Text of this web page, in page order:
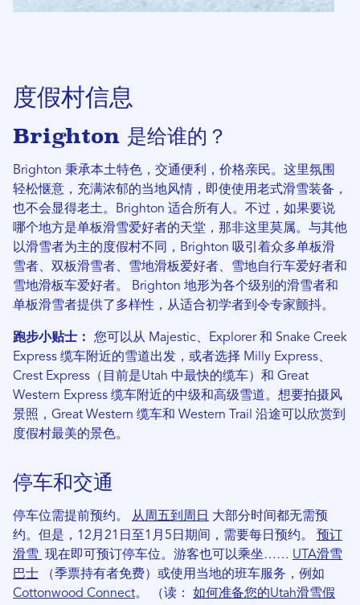
度假村信息
Brighton 是给谁的？
Brighton 秉承本土特色，交通便利，价格亲民。这里氛围
轻松惬意，充满浓郁的当地风情，即使使用老式滑雪装备，
也不会显得老土。Brighton 适合所有人。不过，如果要说
哪个地方是单板滑雪爱好者的天堂，那非这里莫属。与其他
以滑雪者为主的度假村不同，Brighton 吸引着众多单板滑
雪者、双板滑雪者、雪地滑板爱好者、雪地自行车爱好者和
雪地滑板车爱好者。 Brighton 地形为各个级别的滑雪者和
单板滑雪者提供了多样性，从适合初学者到令专家颤抖。
跑步小贴士： 您可以从 Majestic、Explorer 和 Snake Creek
Express 缆车附近的雪道出发，或者选择 Milly Express、
Crest Express（目前是Utah 中最快的缆车）和 Great
Western Express 缆车附近的中级和高级雪道。想要拍摄风
景照，Great Western 缆车和 Western Trail 沿途可以欣赏到
度假村最美的景色。
停车和交通
停车位需提前预约。 从周五到周日 大部分时间都无需预
约。但是，12月21日至1月5日期间，需要每日预约。 预订
滑雪 现在即可预订停车位。游客也可以乘坐…… UTA滑雪
巴士 （季票持有者免费）或使用当地的班车服务，例如
Cottonwood Connect。 （读： 如何准备您的Utah滑雪假